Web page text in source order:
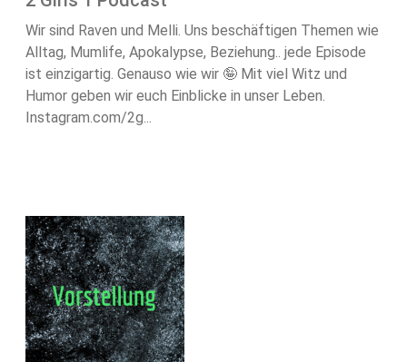
Wir sind Raven und Melli. Uns beschäftigen Themen wie
Alltag, Mumlife, Apokalypse, Beziehung.. jede Episode
ist einzigartig. Genauso wie wir 🤪 Mit viel Witz und
Humor geben wir euch Einblicke in unser Leben.
Instagram.com/2g...